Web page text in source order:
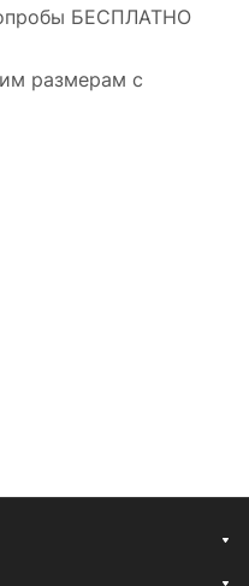
БЕСПЛАТНО
размерам с